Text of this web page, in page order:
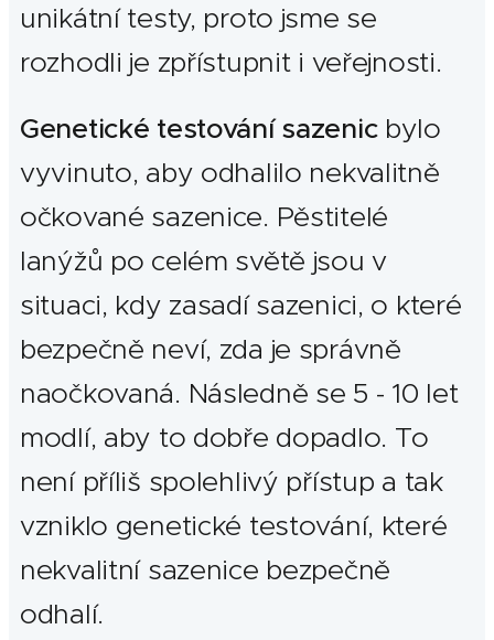
unikátní testy, proto jsme se
rozhodli je zpřístupnit i veřejnosti.
Genetické testování sazenicbylo
vyvinuto, aby odhalilo nekvalitně
očkované sazenice. Pěstitelé
lanýžů po celém světě jsou v
situaci, kdy zasadí sazenici, o které
bezpečně neví, zda je správně
naočkovaná. Následně se 5 - 10 let
modlí, aby to dobře dopadlo. To
není příliš spolehlivý přístup a tak
vzniklo genetické testování, které
nekvalitní sazenice bezpečně
odhalí.